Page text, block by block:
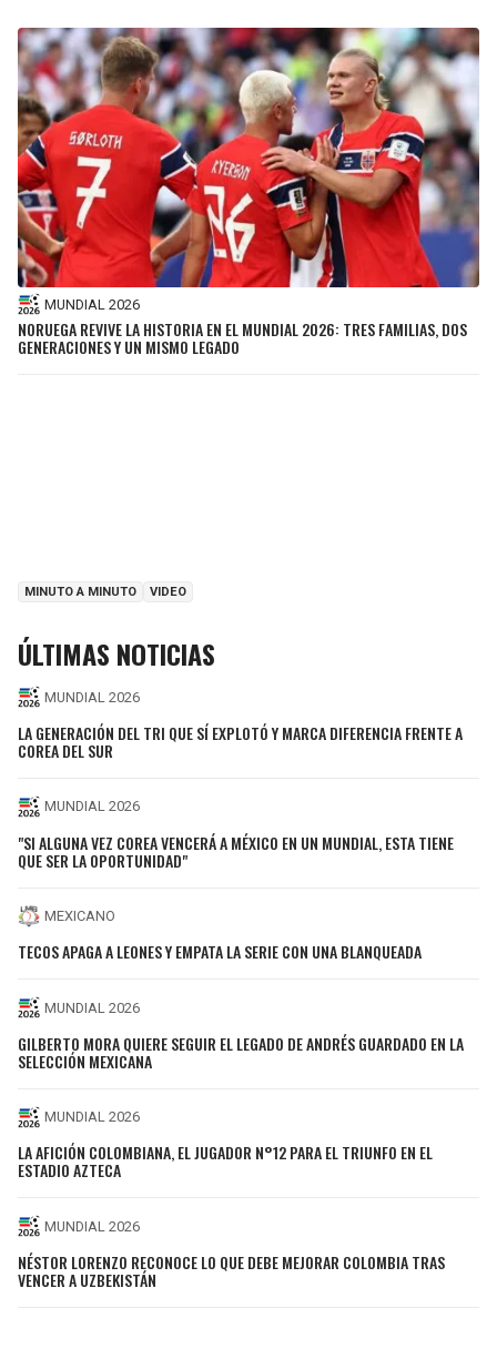
MUNDIAL 2026
NORUEGA REVIVE LA HISTORIA EN EL MUNDIAL 2026: TRES FAMILIAS, DOS
GENERACIONES Y UN MISMO LEGADO
MINUTO A MINUTO VIDEO
ÚLTIMAS NOTICIAS
MUNDIAL 2026
LA GENERACIÓN DEL TRI QUE SÍ EXPLOTÓ Y MARCA DIFERENCIA FRENTE A
COREA DEL SUR
MUNDIAL 2026
"SI ALGUNA VEZ COREA VENCERÁ A MÉXICO EN UN MUNDIAL, ESTA TIENE
QUE SER LA OPORTUNIDAD"
MEXICANO
TECOS APAGA A LEONES Y EMPATA LA SERIE CON UNA BLANQUEADA
MUNDIAL 2026
GILBERTO MORA QUIERE SEGUIR EL LEGADO DE ANDRÉS GUARDADO EN LA
SELECCIÓN MEXICANA
MUNDIAL 2026
LA AFICIÓN COLOMBIANA, EL JUGADOR N°12 PARA EL TRIUNFO EN EL
ESTADIO AZTECA
MUNDIAL 2026
NÉSTOR LORENZO RECONOCE LO QUE DEBE MEJORAR COLOMBIA TRAS
VENCER A UZBEKISTÁN